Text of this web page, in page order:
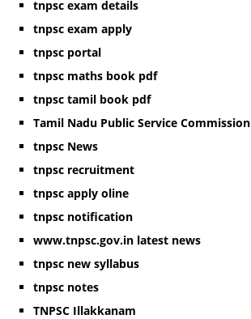
tnpsc exam details
tnpsc exam apply
tnpsc portal
tnpsc maths book pdf
tnpsc tamil book pdf
Tamil Nadu Public Service Commission
tnpsc News
tnpsc recruitment
tnpsc apply oline
tnpsc notification
www.tnpsc.gov.in latest news
tnpsc new syllabus
tnpsc notes
TNPSC Illakkanam